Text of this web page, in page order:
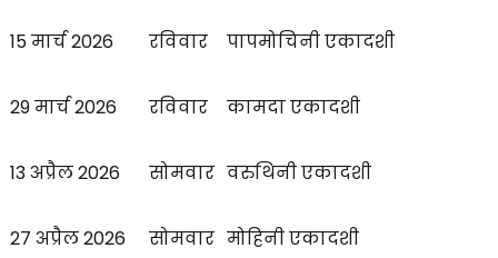
15 मार्च 2026 रविवार पापमोचिनी एकादशी
29 मार्च 2026 रविवार कामदा एकादशी
13 अप्रैल 2026 सोमवार वरुथिनी एकादशी
27 अप्रैल 2026 सोमवार मोहिनी एकादशी